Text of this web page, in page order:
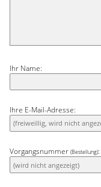
Ihr Name:
Ihre E-Mail-Adresse:
Vorgangsnummer (Bestellung):